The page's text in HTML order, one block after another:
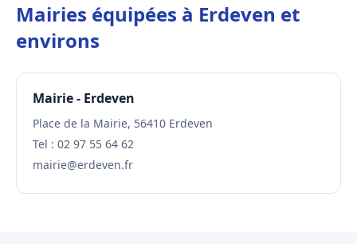
Mairies équipées à Erdeven et
environs
Mairie - Erdeven
Place de la Mairie, 56410 Erdeven
Tel : 02 97 55 64 62
mairie@erdeven.fr